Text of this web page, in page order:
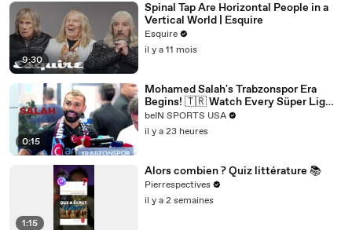
9:30
Spinal Tap Are Horizontal People in a
Vertical World | Esquire
Esquire
il y a 11 mois
0:15
Mohamed Salah's Trabzonspor Era
Begins! 🇹🇷 Watch Every Süper Lig
Match on beIN SPORTS
beIN SPORTS USA
il y a 23 heures
1:15
Alors combien ? Quiz littérature 📚
Pierrespectives
il y a 2 semaines